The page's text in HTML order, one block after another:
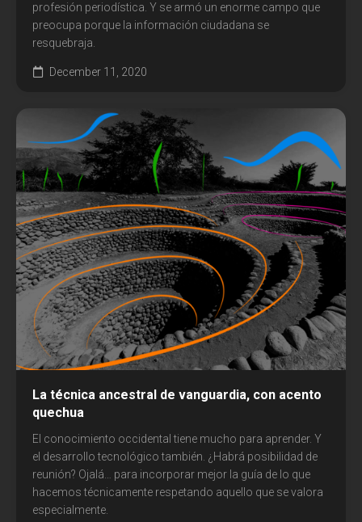
profesión periodística. Y se armó un enorme campo que
preocupa porque la información ciudadana se
resquebraja.
December 11, 2020
La técnica ancestral de vanguardia, con acento
quechua
El conocimiento occidental tiene mucho para aprender. Y
el desarrollo tecnológico también. ¿Habrá posibilidad de
reunión? Ojalá… para incorporar mejor la guía de lo que
hacemos técnicamente respetando aquello que se valora
especialmente.